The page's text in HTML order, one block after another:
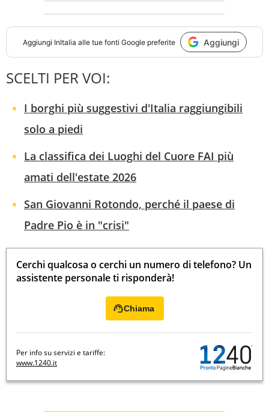
Aggiungi InItalia alle tue fonti Google preferite Aggiungi
SCELTI PER VOI:
I borghi più suggestivi d'Italia raggiungibili
solo a piedi
La classifica dei Luoghi del Cuore FAI più
amati dell'estate 2026
San Giovanni Rotondo, perché il paese di
Padre Pio è in "crisi"
Cerchi qualcosa o cerchi un numero di telefono? Un
assistente personale ti risponderà!
Chiama
Per info su servizi e tariffe:
www.1240.it